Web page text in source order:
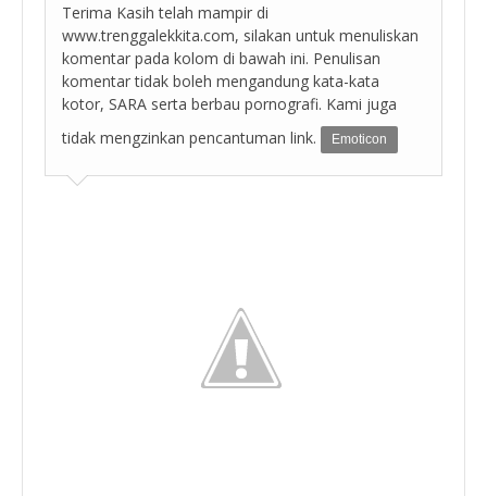
Terima Kasih telah mampir di
www.trenggalekkita.com, silakan untuk menuliskan
komentar pada kolom di bawah ini. Penulisan
komentar tidak boleh mengandung kata-kata
kotor, SARA serta berbau pornografi. Kami juga
tidak mengzinkan pencantuman link.
Emoticon